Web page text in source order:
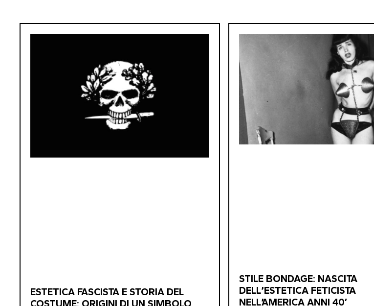
ESTETICA FASCISTA E STORIA DEL
STILE BONDAGE: NASCITA
DELL’ESTETICA FETICISTA
NELL’AMERICA ANNI 40′